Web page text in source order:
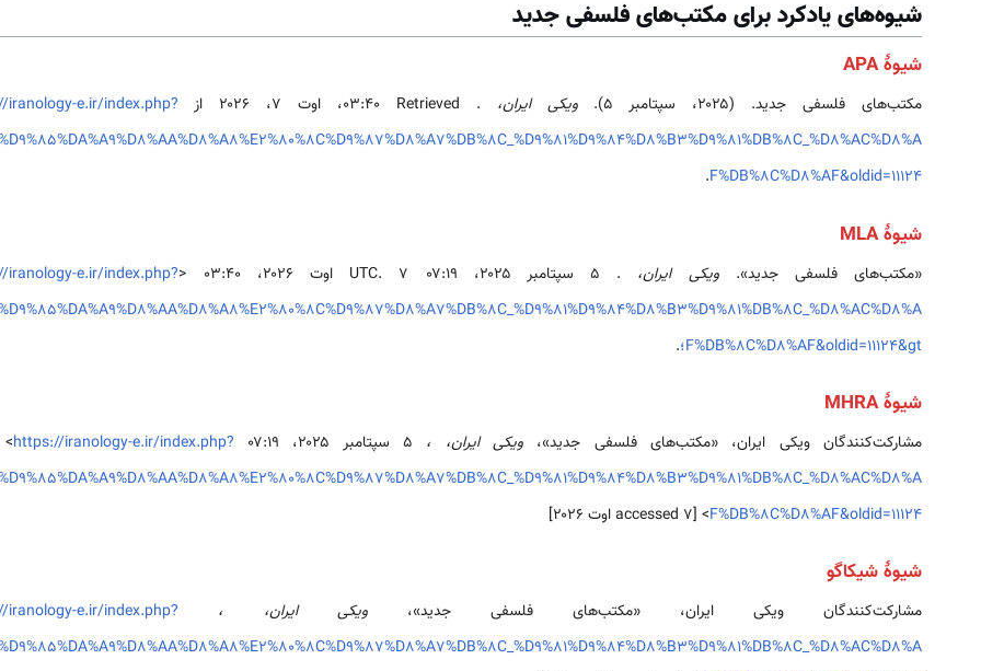
شیوه‌های یادکرد برای مکتب‌های فلسفی جدید
شیوهٔ APA
مکتب‌های فلسفی جدید. (۲۰۲۵، سپتامبر ۵). ویکی ایران، . Retrieved ‏۰۳:۴۰، اوت ۷، ۲۰۲۶ از
iranology-e.ir/index.php?
F%DB%8C%D8%AF&oldid=11124
.
شیوهٔ MLA
«مکتب‌های فلسفی جدید».ویکی ایران، . ۵ سپتامبر ۲۰۲۵، ‏۰۷:۱۹ UTC. ۷ اوت ۲۰۲۶، ‏۰۳:۴۰ <
iranology-e.ir/index.php?
F%DB%8C%D8%AF&oldid=11124&gt؛ .
شیوهٔ MHRA
مشارکت‌کنندگان ویکی ایران، «مکتب‌های فلسفی جدید»، ویکی ایران، ،
https://iranology-e.ir/index.php?
F%DB%8C%D8%AF&oldid=11124> [accessed ۷ اوت ۲۰۲۶]
شیوهٔ شیکاگو
مشارکت‌کنندگان ویکی ایران، «مکتب‌های فلسفی جدید»،ویکی ایران، ،
iranology-e.ir/index.php?